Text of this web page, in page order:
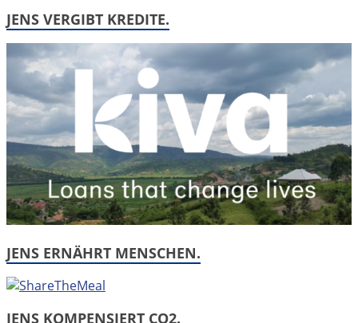
JENS VERGIBT KREDITE.
JENS ERNÄHRT MENSCHEN.
JENS KOMPENSIERT CO2.